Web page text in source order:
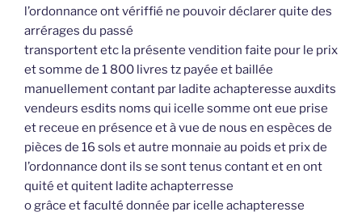
l’ordonnance ont vériffié ne pouvoir déclarer quite des
arrérages du passé
transportent etc la présente vendition faite pour le prix
et somme de 1 800 livres tz payée et baillée
manuellement contant par ladite achapteresse auxdits
vendeurs esdits noms qui icelle somme ont eue prise
et receue en présence et à vue de nous en espèces de
pièces de 16 sols et autre monnaie au poids et prix de
l’ordonnance dont ils se sont tenus contant et en ont
quité et quitent ladite achapterresse
o grâce et faculté donnée par icelle achapteresse